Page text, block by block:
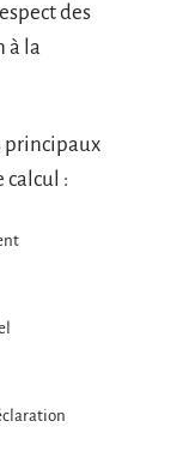
des
à la
principaux
: